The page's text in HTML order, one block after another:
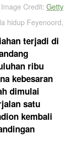
Image Credit: Getty
hidup Feyenoord,
terjadi di
ribu
kebesaran
dimulai
satu
kembali